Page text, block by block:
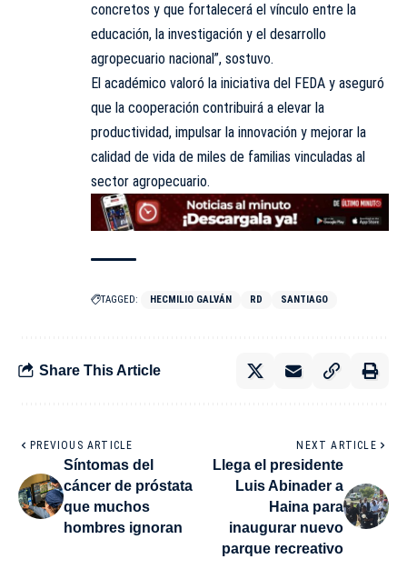
concretos y que fortalecerá el vínculo entre la
educación, la investigación y el desarrollo
agropecuario nacional”, sostuvo.
El académico valoró la iniciativa del FEDA y aseguró
que la cooperación contribuirá a elevar la
productividad, impulsar la innovación y mejorar la
calidad de vida de miles de familias vinculadas al
sector agropecuario.
TAGGED: HECMILIO GALVÁN RD SANTIAGO
Share This Article
PREVIOUS ARTICLE
Síntomas del
cáncer de próstata
que muchos
hombres ignoran
NEXT ARTICLE
Llega el presidente
Luis Abinader a
Haina para
inaugurar nuevo
parque recreativo